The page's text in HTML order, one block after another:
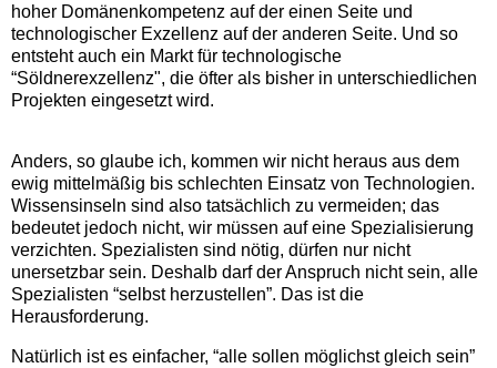
hoher Domänenkompetenz auf der einen Seite und
technologischer Exzellenz auf der anderen Seite. Und so
entsteht auch ein Markt für technologische
“Söldnerexzellenz", die öfter als bisher in unterschiedlichen
Projekten eingesetzt wird.
Anders, so glaube ich, kommen wir nicht heraus aus dem
ewig mittelmäßig bis schlechten Einsatz von Technologien.
Wissensinseln sind also tatsächlich zu vermeiden; das
bedeutet jedoch nicht, wir müssen auf eine Spezialisierung
verzichten. Spezialisten sind nötig, dürfen nur nicht
unersetzbar sein. Deshalb darf der Anspruch nicht sein, alle
Spezialisten “selbst herzustellen”. Das ist die
Herausforderung.
Natürlich ist es einfacher, “alle sollen möglichst gleich sein”